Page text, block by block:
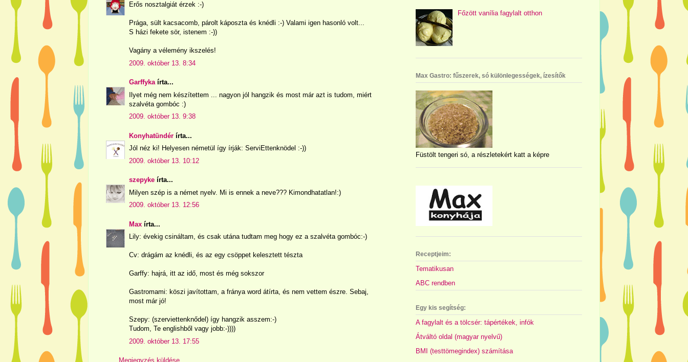
Erős nosztalgiát érzek :-)
Prága, sült kacsacomb, párolt káposzta és knédli :-) Valami igen hasonló volt...
S házi fekete sör, istenem :-))
Vagány a vélemény ikszelés!
2009. október 13. 8:34
Garffykaírta...
Ilyet még nem készítettem ... nagyon jól hangzik és most már azt is tudom, miért
szalvéta gombóc :)
2009. október 13. 9:38
Konyhatündér írta...
Jól néz ki! Helyesen németül így írják: ServiEttenknödel :-))
2009. október 13. 10:12
szepyke írta...
Milyen szép is a német nyelv. Mi is ennek a neve??? Kimondhatatlan!:)
2009. október 13. 12:56
Max írta...
Lily: évekig csináltam, és csak utána tudtam meg hogy ez a szalvéta gombóc:-)
Cv: drágám az knédli, és az egy csöppet kelesztett tészta
Garffy: hajrá, itt az idő, most és még sokszor
Gastromami: köszi javítottam, a fránya word átírta, és nem vettem észre. Sebaj,
most már jó!
Szepy: (szerviettenknődel) így hangzik asszem:-)
Tudom, Te englishből vagy jobb:-))))
2009. október 13. 17:55
Megjegyzés küldése
Főzött vanília fagylalt otthon
Max Gastro: fűszerek, só különlegességek, ízesítők
Füstölt tengeri só, a részletekért katt a képre
Receptjeim:
Tematikusan
ABC rendben
Egy kis segítség:
A fagylalt és a tölcsér: tápértékek, infók
Átváltó oldal (magyar nyelvű)
BMI (testtömegindex) számítása